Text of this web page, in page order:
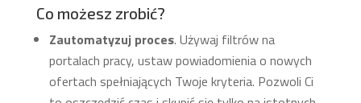
Co możesz zrobić?
Zautomatyzuj proces. Używaj filtrów na
portalach pracy, ustaw powiadomienia o nowych
ofertach spełniających Twoje kryteria. Pozwoli Ci